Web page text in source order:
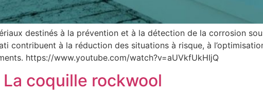
destinés à la prévention et à la détection de la corrosion
contribuent à la réduction des situations à risque, à
https://www.youtube.com/watch?v=aUVkfUkHIjQ
coquille rockwool